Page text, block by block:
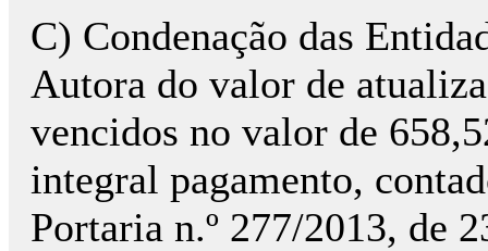
C) Condenação das
Autora do valor de
vencidos no valor de
integral pagamento,
Portaria n.º 277/2013, de